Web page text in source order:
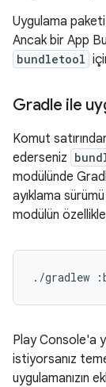
Uygulama
Ancak bir App
bundletool
Gradle ile
Komut
ederseniz
modülünde
ayıklama
modülün
Play Console'a
istiyorsanız
uygulamanızın